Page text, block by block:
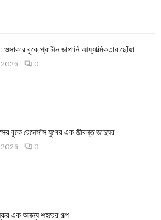
ওসাকার বুকে প্রাচীন জাপানি আধ্যাত্মিকতার ছোঁয়া
0
বুকে রেনেসাঁস যুগের এক জীবন্ত জাদুঘর
0
এক অনন্য শহরের গল্প